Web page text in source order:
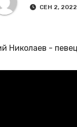
СЕН 2, 2022